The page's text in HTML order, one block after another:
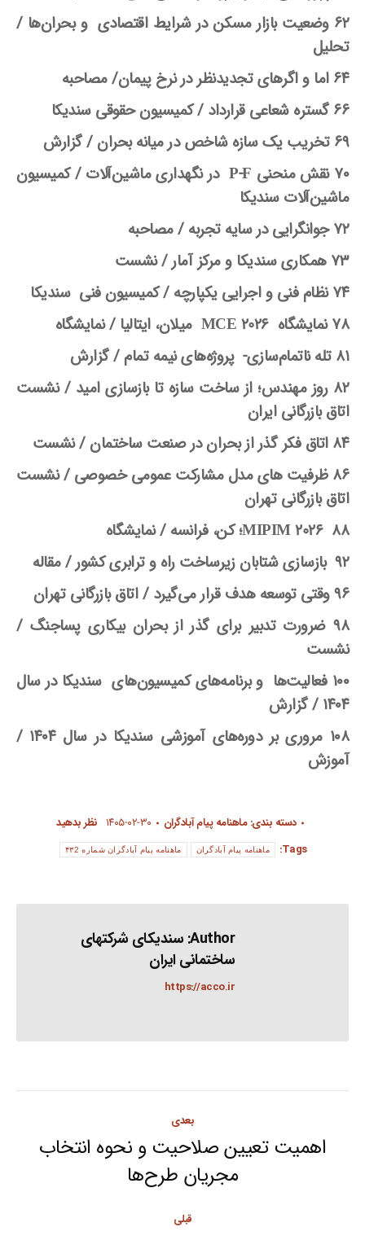
۶۲ وضعیت بازار مسکن در شرایط اقتصادی و بحران
ها /
تحلیل
۶۴ اما و اگرهای تجدیدنظر در نرخ پیمان/
مصاحبه
۶۶ گستره شعاعی قرارداد /
کمیسیون حقوقی سندیکا
۶۹ تخریب یک سازه شاخص در میانه بحران /
گزارش
۷۰ نقش منحنی
P-F در نگهداری ماشینآلات /کمیسیون
ماشینآلات سندیکا
۷۲ جوانگرایی در سایه تجربه /
مصاحبه
۷۳ همکاری سندیکا و مرکز آمار /
نشست
۷۴ نظام فنی و اجرایی یکپارچه /
کمیسیون فنی سندیکا
۷۸ نمایشگاه
MCE 2026 میلان، ایتالیا /نمایشگاه
۸۱ تله ناتمام
سازی- پروژههای نیمه تمام /گزارش
۸۲ روز مهندس؛ از ساخت سازه تا بازسازی امید /
نشست
اتاق بازرگانی ایران
۸۴ اتاق فکر گذر از بحران در صنعت ساختمان /
نشست
۸۶ ظرفیت های مدل مشارکت عمومی خصوصی /
نشست
اتاق بازرگانی تهران
88 MIPIM 2026
؛ کن، فرانسه /نمایشگاه
۹۲ بازسازی شتابان زیرساخت راه و ترابری کشور /
مقاله
۹۶ وقتی توسعه هدف قرار می
گیرد /اتاق بازرگانی تهران
۹۸ ضرورت تدبیر برای گذر از بحران بیکاری پساجنگ /
نشست
۱۰۰ فعالیت
ها و برنامههای کمیسیونهای سندیکا در سال
۱۴۰۴ /
گزارش
۱۰۸ مروری بر دوره
های آموزشی سندیکا در سال ۱۴۰۴ /
آموزش
دسته بندی:ماهنامه پیام آبادگران ۱۴۰۵-۰۲-۳۰ نظر بدهید
Tags:
ماهنامه پیام آبادگران ماهنامه پیام آبادگران شماره ۴۳2
Author: سندیکای شرکتهای
ساختمانی ایران
https://acco.ir
navigation
قبلی
بعدی
Next
post:
اهمیت تعیین صلاحیت و نحوه انتخاب
مجریان طرح‌ها